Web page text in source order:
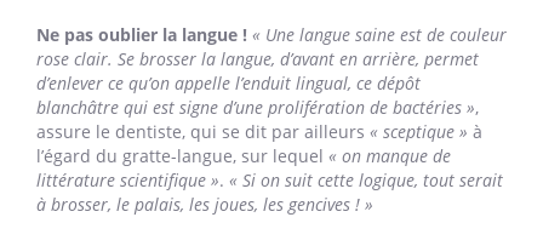
Ne pas oublier la langue ! « Une langue saine est de couleur
rose clair. Se brosser la langue, d’avant en arrière, permet
d’enlever ce qu’on appelle l’enduit lingual, ce dépôt
blanchâtre qui est signe d’une prolifération de bactéries »,
assure le dentiste, qui se dit par ailleurs « sceptique » à
l’égard du gratte-langue, sur lequel « on manque de
littérature scientifique ». « Si on suit cette logique, tout serait
à brosser, le palais, les joues, les gencives ! »